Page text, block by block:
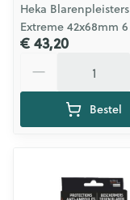
Heka Blarenpleisters
Extreme 42x68mm 6
€ 43,20
Bestel